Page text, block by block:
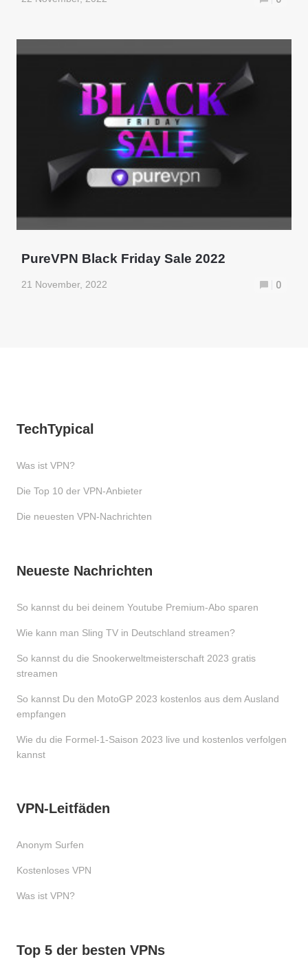
PureVPN Black Friday Sale 2022
21 November, 2022 0
TechTypical
Was ist VPN?
Die Top 10 der VPN-Anbieter
Die neuesten VPN-Nachrichten
Neueste Nachrichten
So kannst du bei deinem Youtube Premium-Abo sparen
Wie kann man Sling TV in Deutschland streamen?
So kannst du die Snookerweltmeisterschaft 2023 gratis
streamen
So kannst Du den MotoGP 2023 kostenlos aus dem Ausland
empfangen
Wie du die Formel-1-Saison 2023 live und kostenlos verfolgen
kannst
VPN-Leitfäden
Anonym Surfen
Kostenloses VPN
Was ist VPN?
Top 5 der besten VPNs